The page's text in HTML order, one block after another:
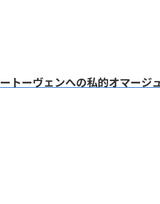
トーヴェンへの私的オマージ